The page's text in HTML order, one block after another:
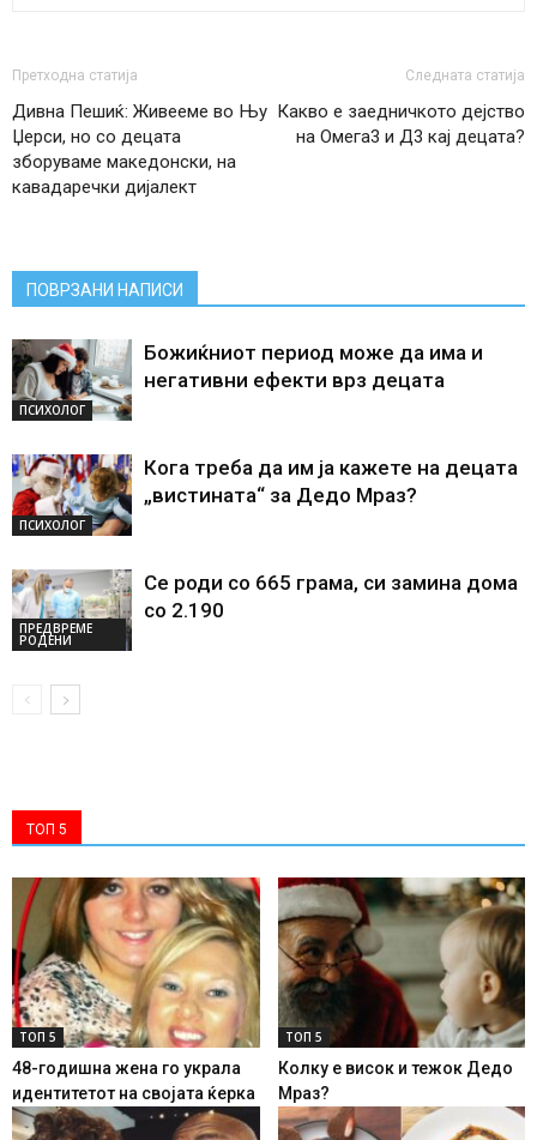
Претходна статија
Дивна Пешиќ: Живееме во Њу
Џерси, но со децата
зборуваме македонски, на
кавадаречки дијалект
Следната статија
Какво е заедничкото дејство
на Омега3 и Д3 кај децата?
ПОВРЗАНИ НАПИСИ
ПСИХОЛОГ
Божиќниот период може да има и
негативни ефекти врз децата
ПСИХОЛОГ
Кога треба да им ја кажете на децата
„вистината“ за Дедо Мраз?
ПРЕДВРЕМЕ
РОДЕНИ
Се роди со 665 грама, си замина дома
со 2.190
ТОП 5
ТОП 5
48-годишна жена го украла
идентитетот на својата ќерка
ТОП 5
Колку е висок и тежок Дедо
Мраз?